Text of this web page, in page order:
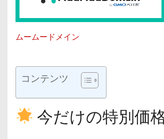
ムームードメイン
コンテンツ
今だけの特別価